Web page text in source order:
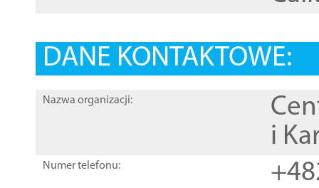
DANE KONTAKTOWE:
Nazwa organizacji:
i
Numer telefonu: